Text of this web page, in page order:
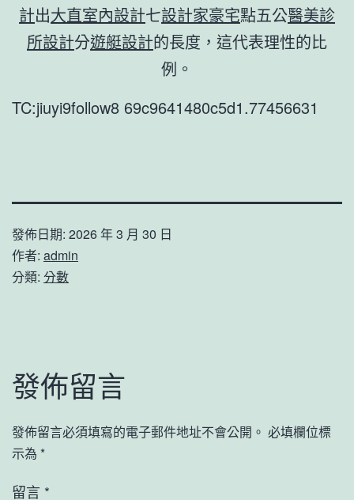
計出大直室內設計七設計家豪宅點五公醫美診
所設計分遊艇設計的長度，這代表理性的比
例。
TC:jiuyi9follow8 69c9641480c5d1.77456631
發佈日期: 2026 年 3 月 30 日
作者: admin
分類: 分數
發佈留言
發佈留言必須填寫的電子郵件地址不會公開。 必填欄位標
示為 *
留言 *